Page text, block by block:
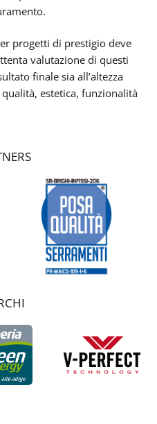
progetti di prestigio deve
valutazione di questi
finale sia all’altezza
estetica, funzionalità